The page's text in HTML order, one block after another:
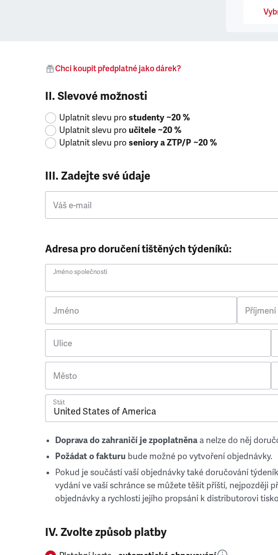
Chci koupit předplatné jako dárek?
II. Slevové možnosti
Uplatnit slevu pro studenty ~20 %
Uplatnit slevu pro učitele ~20 %
Uplatnit slevu pro seniory a ZTP/P ~20 %
III. Zadejte své údaje
Váš e-mail
Adresa pro doručení tištěných týdeníků:
Jméno společnosti
Jméno Příjmení
Ulice
Město
Stát
Doprava do zahraničí je zpoplatněnaa nelze do něj
Požádat o fakturu bude možné po vytvoření objednávky.
Pokud je součástí vaší objednávky také doručování
vydání ve vaší schránce se můžete těšit příští, nejpozději
objednávky a rychlosti jejího propsání k distributorovi
IV. Zvolte způsob platby